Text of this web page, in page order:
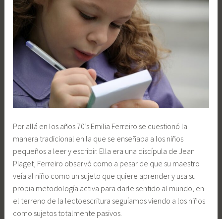
Por allá en los años 70’s Emilia Ferreiro se cuestionó la
manera tradicional en la que se enseñaba a los niños
pequeños a leer y escribir. Ella era una discípula de Jean
Piaget, Ferreiro observó como a pesar de que su maestro
veía al niño como un sujeto que quiere aprender y usa su
propia metodología activa para darle sentido al mundo, en
el terreno de la lectoescritura seguíamos viendo a los niños
como sujetos totalmente pasivos.